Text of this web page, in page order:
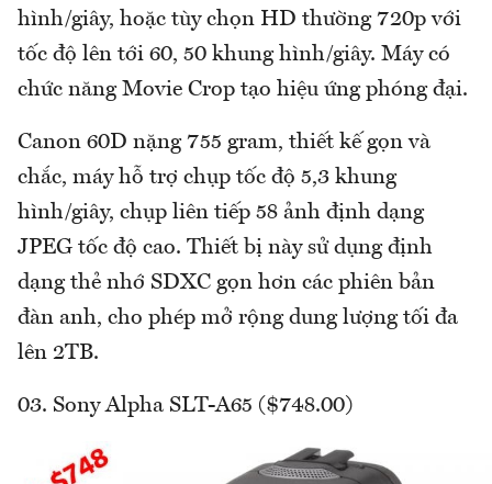
hình/giây, hoặc tùy chọn HD thường 720p với
tốc độ lên tới 60, 50 khung hình/giây. Máy có
chức năng Movie Crop tạo hiệu ứng phóng đại.
Canon 60D nặng 755 gram, thiết kế gọn và
chắc, máy hỗ trợ chụp tốc độ 5,3 khung
hình/giây, chụp liên tiếp 58 ảnh định dạng
JPEG tốc độ cao. Thiết bị này sử dụng định
dạng thẻ nhớ SDXC gọn hơn các phiên bản
đàn anh, cho phép mở rộng dung lượng tối đa
lên 2TB.
03. Sony Alpha SLT-A65 ($748.00)